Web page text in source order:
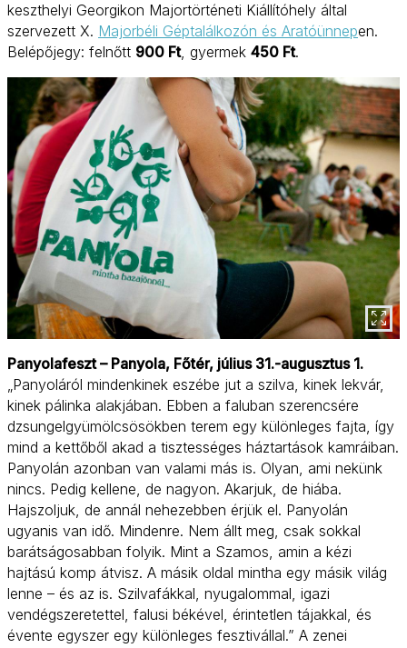
keszthelyi Georgikon Majortörténeti Kiállítóhely által
szervezett X. Majorbéli Géptalálkozón és Aratóünnepen.
Belépőjegy: felnőtt 900 Ft, gyermek 450 Ft.
Panyolafeszt – Panyola, Főtér, július 31.-augusztus 1.
„Panyoláról mindenkinek eszébe jut a szilva, kinek lekvár,
kinek pálinka alakjában. Ebben a faluban szerencsére
dzsungelgyümölcsösökben terem egy különleges fajta, így
mind a kettőből akad a tisztességes háztartások kamráiban.
Panyolán azonban van valami más is. Olyan, ami nekünk
nincs. Pedig kellene, de nagyon. Akarjuk, de hiába.
Hajszoljuk, de annál nehezebben érjük el. Panyolán
ugyanis van idő. Mindenre. Nem állt meg, csak sokkal
barátságosabban folyik. Mint a Szamos, amin a kézi
hajtású komp átvisz. A másik oldal mintha egy másik világ
lenne – és az is. Szilvafákkal, nyugalommal, igazi
vendégszeretettel, falusi békével, érintetlen tájakkal, és
évente egyszer egy különleges fesztivállal.” A zenei